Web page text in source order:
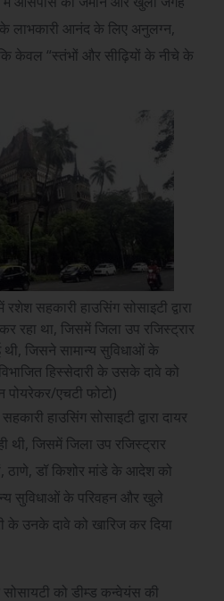
के लाभकारी आनंद के लिए अनुलग्न,
केवल “स्तंभों और सीढ़ियों के नीचे के
सहकारी हाउसिंग सोसाइटी द्वारा
रहा था, जिसमें जिला उप रजिस्ट्रार
जिसने सामान्य सुविधाओं के
हिस्सेदारी के उसके दावे को
पोयरेकर/एचटी फोटो)
हाउसिंग सोसाइटी द्वारा दायर
थी, जिसमें जिला उप रजिस्ट्रार
ठाणे, डॉ किशोर मांडे के आदेश को
सुविधाओं के परिवहन और खुले
के उनके दावे को खारिज कर दिया
को डीम्ड कन्वेयंस की